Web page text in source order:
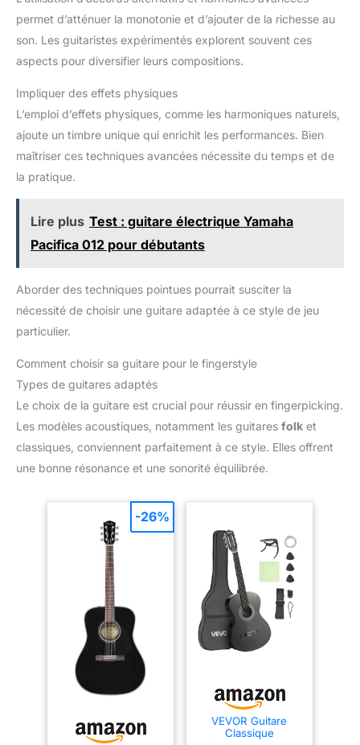
permet d’atténuer la monotonie et d’ajouter de la richesse au
son. Les guitaristes expérimentés explorent souvent ces
aspects pour diversifier leurs compositions.
Impliquer des effets physiques
L’emploi d’effets physiques, comme les harmoniques naturels,
ajoute un timbre unique qui enrichit les performances. Bien
maîtriser ces techniques avancées nécessite du temps et de
la pratique.
Lire plus Test : guitare électrique Yamaha
Pacifica 012 pour débutants
Aborder des techniques pointues pourrait susciter la
nécessité de choisir une guitare adaptée à ce style de jeu
particulier.
Comment choisir sa guitare pour le fingerstyle
Types de guitares adaptés
Le choix de la guitare est crucial pour réussir en fingerpicking.
Les modèles acoustiques, notamment les guitares folk et
classiques, conviennent parfaitement à ce style. Elles offrent
une bonne résonance et une sonorité équilibrée.
-26%
VEVOR Guitare
Classique